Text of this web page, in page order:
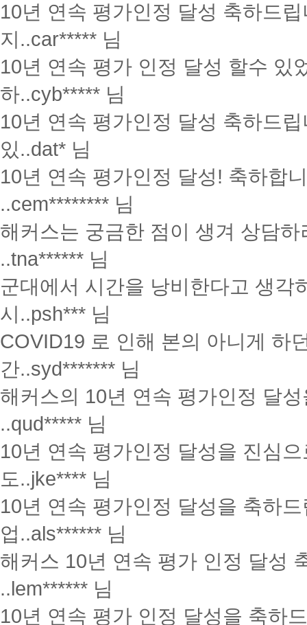
10년 연속 평가인정 달성 축하드
지..car***** 님
10년 연속 평가 인정 달성 할수 있
하..cyb***** 님
10년 연속 평가인정 달성 축하드
있..dat* 님
10년 연속 평가인정 달성! 축하합
..cem******** 님
해커스는 궁금한 점이 생겨 상담
..tna****** 님
군대에서 시간을 낭비한다고 생각
시..psh*** 님
COVID19 로 인해 본의 아니게 하
간..syd******* 님
해커스의 10년 연속 평가인정 달
..qud***** 님
10년 연속 평가인정 달성을 진심
도..jke**** 님
10년 연속 평가인정 달성을 축하
업..als****** 님
해커스 10년 연속 평가 인정 달성
.. lem****** 님
10년 연속 평가 인정 달성을 축하